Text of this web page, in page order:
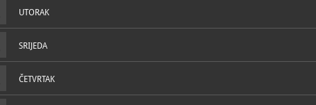
UTORAK
SRIJEDA
ČETVRTAK